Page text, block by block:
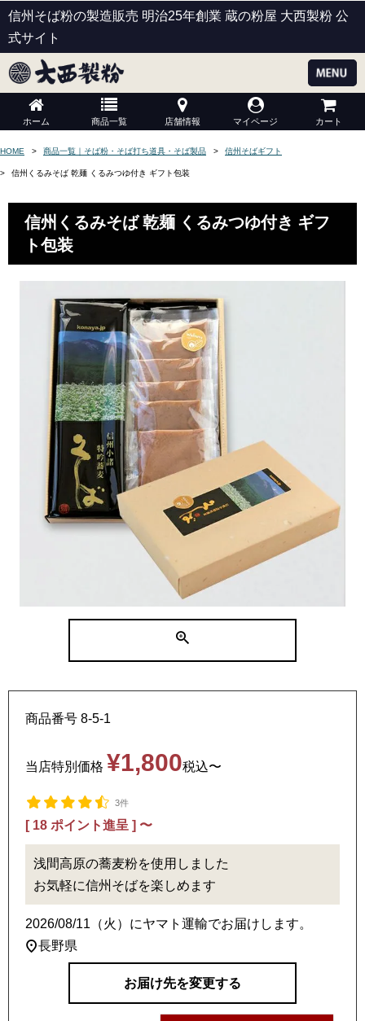
信州そば粉の製造販売 明治25年創業 蔵の粉屋 大西製粉 公
式サイト
ホーム 商品一覧 店舗情報 マイページ カート
HOME 商品一覧｜そば粉・そば打ち道具・そば製品 信州そばギフト
信州くるみそば 乾麺 くるみつゆ付き ギフト包装
信州くるみそば 乾麺 くるみつゆ付き ギフ
ト包装
商品番号 8-5-1
当店特別価格 ¥1,800税込〜
3件
[ 18 ポイント進呈 ] 〜
浅間高原の蕎麦粉を使用しました
お気軽に信州そばを楽しめます
2026/08/11（火） にヤマト運輸でお届けします。
長野県
お届け先を変更する